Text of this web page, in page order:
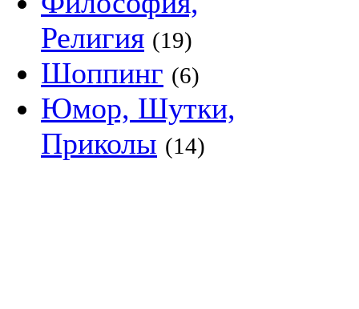
Религия (19)
Шоппинг (6)
Юмор, Шутки,
Приколы (14)